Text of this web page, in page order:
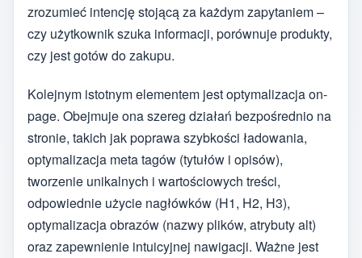
zrozumieć intencję stojącą za każdym zapytaniem –
czy użytkownik szuka informacji, porównuje produkty,
czy jest gotów do zakupu.
Kolejnym istotnym elementem jest optymalizacja on-
page. Obejmuje ona szereg działań bezpośrednio na
stronie, takich jak poprawa szybkości ładowania,
optymalizacja meta tagów (tytułów i opisów),
tworzenie unikalnych i wartościowych treści,
odpowiednie użycie nagłówków (H1, H2, H3),
optymalizacja obrazów (nazwy plików, atrybuty alt)
oraz zapewnienie intuicyjnej nawigacji. Ważne jest